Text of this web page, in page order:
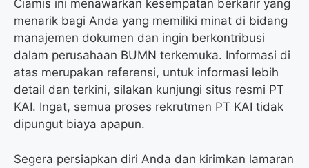
Ciamis ini menawarkan kesempatan berkarir yang
menarik bagi Anda yang memiliki minat di bidang
manajemen dokumen dan ingin berkontribusi
dalam perusahaan BUMN terkemuka. Informasi di
atas merupakan referensi, untuk informasi lebih
detail dan terkini, silakan kunjungi situs resmi PT
KAI. Ingat, semua proses rekrutmen PT KAI tidak
dipungut biaya apapun.
Segera persiapkan diri Anda dan kirimkan lamaran